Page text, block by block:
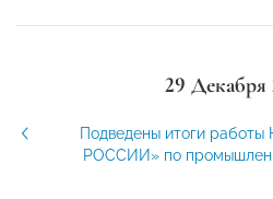
29 Декабря
Подведены итоги
РОССИИ» по